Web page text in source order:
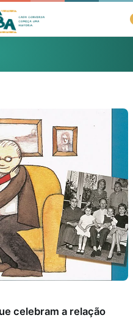
celebram a relação